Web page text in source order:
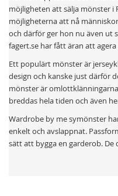
möjligheten att sälja mönster i
möjligheterna att nå
och därför ger hon nu även ut
fagert.se har fått äran att
Ett populärt mönster är
design och kanske just därför
mönster är
breddas hela tiden och även
Wardrobe by me symönster
enkelt och avslappnat.
sätt att bygga en garderob. De